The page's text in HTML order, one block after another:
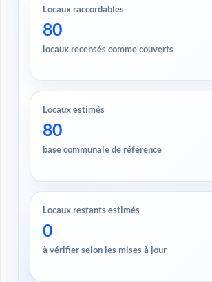
Locaux raccordables
80
locaux recensés comme couverts
Locaux estimés
80
base communale de référence
Locaux restants estimés
0
à vérifier selon les mises à jour